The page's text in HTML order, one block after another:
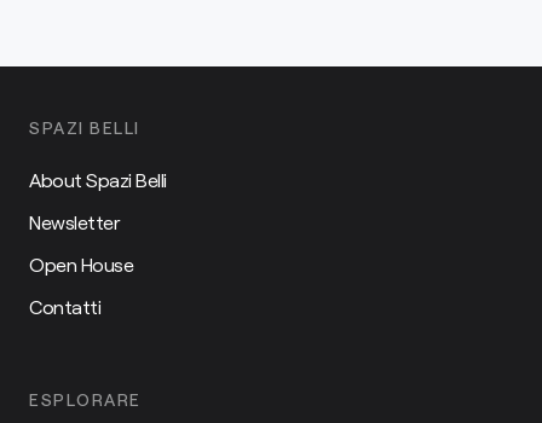
SPAZI BELLI
About Spazi Belli
Newsletter
Open House
Contatti
ESPLORARE